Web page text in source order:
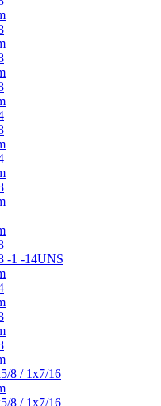
-1 -14UNS
8 / 1x7/16
8 / 1x7/16